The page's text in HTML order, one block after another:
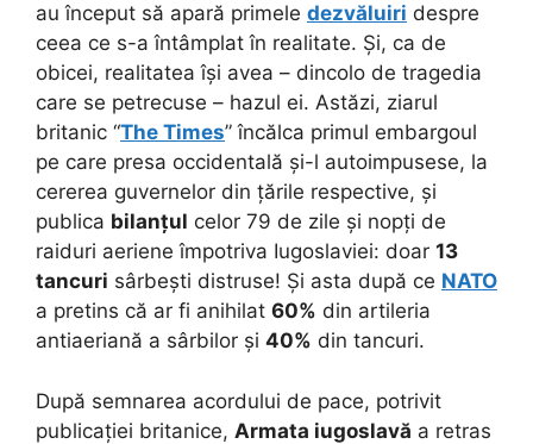
au început să apară primele dezvăluiri despre
ceea ce s-a întâmplat în realitate. Și, ca de
obicei, realitatea își avea – dincolo de tragedia
care se petrecuse – hazul ei. Astăzi, ziarul
britanic “The Times” încălca primul embargoul
pe care presa occidentală și-l autoimpusese, la
cererea guvernelor din țările respective, și
publica bilanțul celor 79 de zile și nopți de
raiduri aeriene împotriva Iugoslaviei: doar 13
tancuri sârbești distruse! Și asta după ce NATO
a pretins că ar fi anihilat 60% din artileria
antiaeriană a sârbilor și 40% din tancuri.
După semnarea acordului de pace, potrivit
publicației britanice, Armata iugoslavă a retras